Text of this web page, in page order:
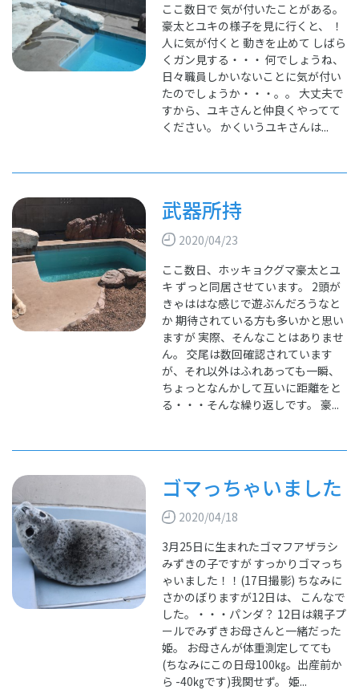
ここ数日で 気が付いたことがある。
豪太とユキの様子を見に行くと、 ！
人に気が付くと 動きを止めて しばら
くガン見する・・・ 何でしょうね、
日々職員しかいないことに気が付い
たのでしょうか・・・。。 大丈夫で
すから、ユキさんと仲良くやってて
ください。 かくいうユキさんは...
武器所持
2020/04/23
ここ数日、ホッキョクグマ豪太とユ
キ ずっと同居させています。 2頭が
きゃははな感じで遊ぶんだろうなと
か 期待されている方も多いかと思い
ますが 実際、そんなことはありませ
ん。 交尾は数回確認されています
が、それ以外はふれあっても一瞬、
ちょっとなんかして互いに距離をと
る・・・そんな繰り返しです。 豪...
ゴマっちゃいました
2020/04/18
3月25日に生まれたゴマフアザラシ
みずきの子ですが すっかりゴマっち
ゃいました！！(17日撮影) ちなみに
さかのぼりますが12日は、 こんなで
した。・・・パンダ？ 12日は親子プ
ールでみずきお母さんと一緒だった
姫。 お母さんが体重測定してても
(ちなみにこの日母100㎏。出産前か
ら -40㎏です)我関せず。 姫...